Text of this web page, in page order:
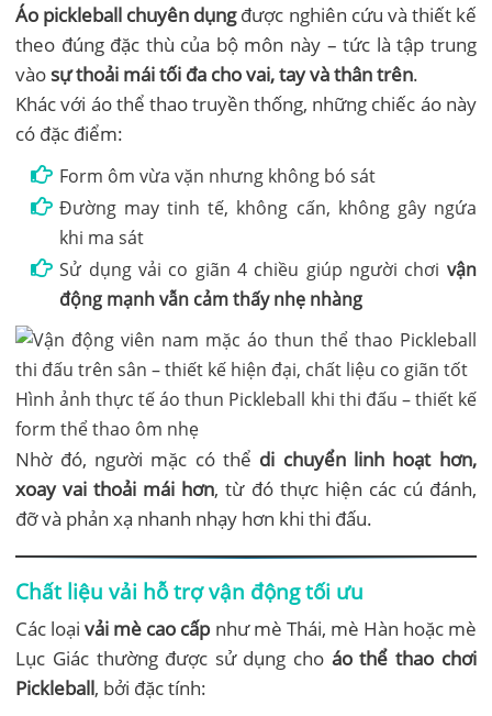
Áo pickleball chuyên dụngđược nghiên cứu và thiết kế
theo đúng đặc thù của bộ môn này – tức là tập trung
vào sự thoải mái tối đa cho vai, tay và thân trên.
Khác với áo thể thao truyền thống, những chiếc áo này
có đặc điểm:
Form ôm vừa vặn nhưng không bó sát
Đường may tinh tế, không cấn, không gây ngứa
khi ma sát
Sử dụng vải co giãn 4 chiều giúp người chơi vận
động mạnh vẫn cảm thấy nhẹ nhàng
Hình ảnh thực tế áo thun Pickleball khi thi đấu – thiết kế
form thể thao ôm nhẹ
Nhờ đó, người mặc có thể di chuyển linh hoạt hơn,
xoay vai thoải mái hơn, từ đó thực hiện các cú đánh,
đỡ và phản xạ nhanh nhạy hơn khi thi đấu.
Chất liệu vải hỗ trợ vận động tối ưu
Các loạivải mè cao cấpnhư mè Thái, mè Hàn hoặc mè
Lục Giác thường được sử dụng cho áo thể thao chơi
Pickleball, bởi đặc tính: